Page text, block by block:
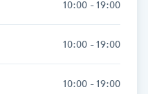
10:00 - 19:00
10:00 - 19:00
10:00 - 19:00